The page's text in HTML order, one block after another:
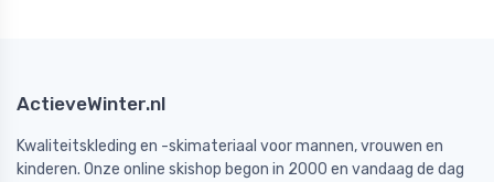
ActieveWinter.nl
Kwaliteitskleding en -skimateriaal voor mannen, vrouwen en
kinderen. Onze online skishop begon in 2000 en vandaag de dag